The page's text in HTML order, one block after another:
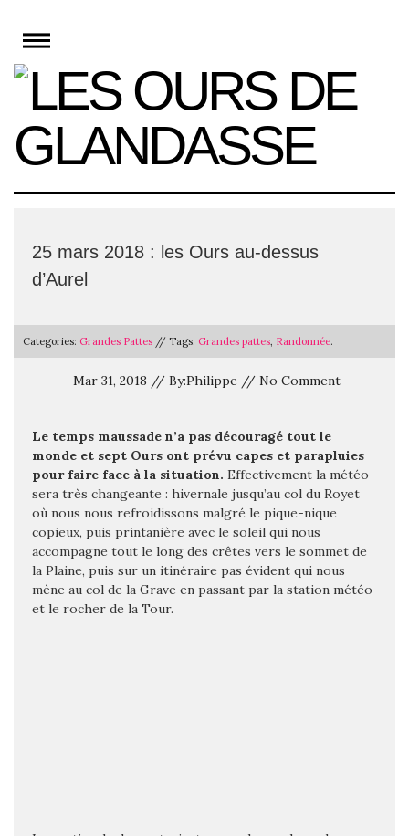
content
25 mars 2018 : les Ours au-dessus
d’Aurel
Categories: Grandes Pattes // Tags: Grandes pattes, Randonnée.
Mar 31, 2018 // By:Philippe // No Comment
Le temps maussade n’a pas découragé tout le
monde et sept Ours ont prévu capes et parapluies
pour faire face à la situation. Effectivement la météo
sera très changeante : hivernale jusqu’au col du Royet
où nous nous refroidissons malgré le pique-nique
copieux, puis printanière avec le soleil qui nous
accompagne tout le long des crêtes vers le sommet de
la Plaine, puis sur un itinéraire pas évident qui nous
mène au col de la Grave en passant par la station météo
et le rocher de la Tour.